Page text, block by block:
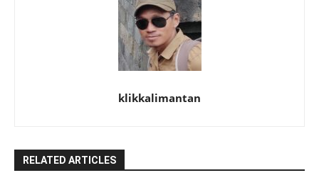
klikkalimantan
RELATED ARTICLES